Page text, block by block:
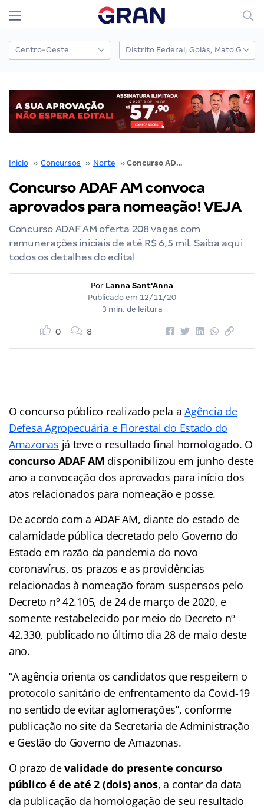
Início ›› Concursos ›› Norte ›› Concurso ADAF AM convoca aprovados para nomeação! VEJA
Concurso ADAF AM convoca
aprovados para nomeação! VEJA
Concurso ADAF AM oferta 208 vagas com
remunerações iniciais de até R$ 6,5 mil. Saiba aqui
todos os detalhes do edital
Por Lanna Sant'Anna
Publicado em 12/11/20
3 min. de leitura
0 8
O concurso público realizado pela aAgência de
Defesa Agropecuária e Florestal do Estado do
Amazonas já teve o resultado final homologado. O
concurso ADAF AM disponibilizou em junho deste
ano a convocação dos aprovados para início dos
atos relacionados para nomeação e posse.
De acordo com a ADAF AM, diante do estado de
calamidade pública decretado pelo Governo do
Estado em razão da pandemia do novo
coronavírus, os prazos e as providências
relacionadas à nomeação foram suspensos pelo
Decreto nº 42.105, de 24 de março de 2020, e
somente restabelecido por meio do Decreto nº
42.330, publicado no último dia 28 de maio deste
ano.
“A agência orienta os candidatos que respeitem o
protocolo sanitário de enfrentamento da Covid-19
no sentido de evitar aglomerações”, conforme
publicação no site da Secretaria de Administração
e Gestão do Governo de Amazonas.
O prazo devalidade do presente concurso
público é de até 2 (dois) anos, a contar da data
da publicação da homologação de seu resultado